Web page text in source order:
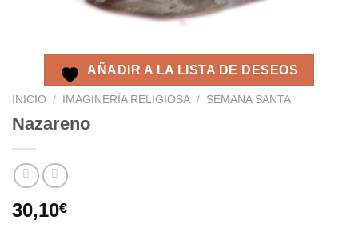
AÑADIR A LA LISTA DE DESEOS
INICIO / IMAGINERÍA RELIGIOSA / SEMANA SANTA
Nazareno
30,10€